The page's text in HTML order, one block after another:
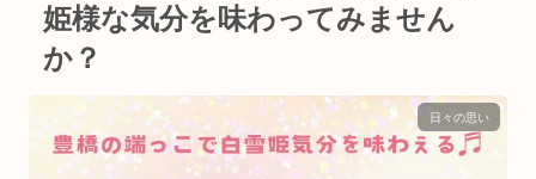
姫様な気分を味わってみません
か？
日々の思い